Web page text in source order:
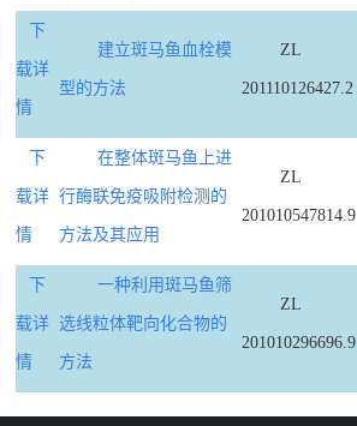
下
载详
情
建立斑马鱼血栓模
型的方法
ZL
201110126427.2
下
载详
情
在整体斑马鱼上进
行酶联免疫吸附检测的
方法及其应用
ZL
201010547814.9
下
载详
情
一种利用斑马鱼筛
选线粒体靶向化合物的
方法
ZL
201010296696.9